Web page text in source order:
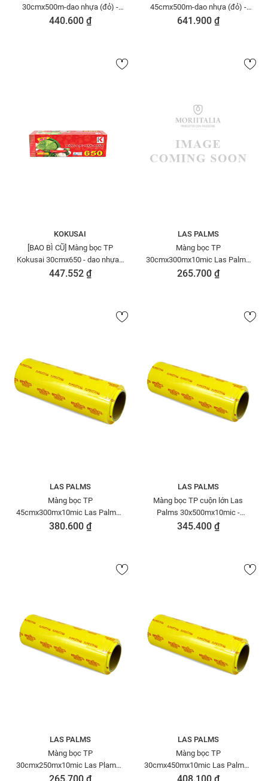
30cmx500m-dao nhựa (đỏ) -
MBTP50006071
440.600 ₫
45cmx500m-dao nhựa (đỏ) -
MBTP50006149
641.900 ₫
KOKUSAI
[BAO BÌ CŨ] Màng bọc TP
Kokusai 30cmx650 - dao nhựa -
MBTP00004534
447.552 ₫
LAS PALMS
Màng bọc TP
30cmx300mx10mic Las Palms
MBTP00000009-NK
265.700 ₫
LAS PALMS
Màng bọc TP
45cmx300mx10mic Las Palms -
MBTP00000021
380.600 ₫
LAS PALMS
Màng bọc TP cuộn lớn Las
Palms 30x500mx10mic -
MBTP00000013
345.400 ₫
LAS PALMS
Màng bọc TP
30cmx250mx10mic Las Plams -
VN
LAS PALMS
Màng bọc TP
30cmx450mx10mic Las Palms -
VN - MBTP00000050